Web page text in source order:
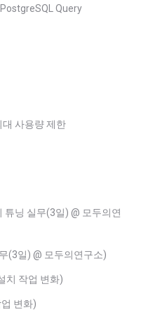
Query
대 사용량 제한
튜닝 실무(3일) @ 모두의연
(3일) @ 모두의연구소)
치 작업 변화)
변화)